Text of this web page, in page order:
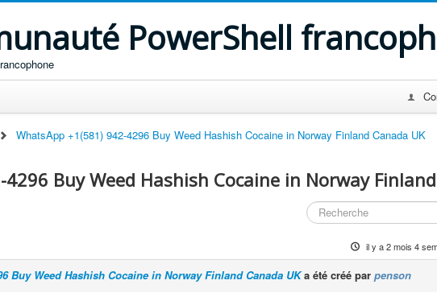
PowerShell
WhatsApp +1(581) 942-4296 Buy Weed Hashish Cocaine in Norway Finland Canada UK
Buy Weed Hashish Cocaine in Norway Finland
il y a 2 mois 4
Buy Weed Hashish Cocaine in Norway Finland Canada UKa été créé parpenson